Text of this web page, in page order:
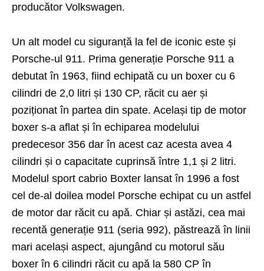
producător Volkswagen.
Un alt model cu siguranță la fel de iconic este și
Porsche-ul 911. Prima generație Porsche 911 a
debutat în 1963, fiind echipată cu un boxer cu 6
cilindri de 2,0 litri și 130 CP, răcit cu aer și
poziționat în partea din spate. Același tip de motor
boxer s-a aflat și în echiparea modelului
predecesor 356 dar în acest caz acesta avea 4
cilindri și o capacitate cuprinsă între 1,1 și 2 litri.
Modelul sport cabrio Boxter lansat în 1996 a fost
cel de-al doilea model Porsche echipat cu un astfel
de motor dar răcit cu apă. Chiar și astăzi, cea mai
recentă generație 911 (seria 992), păstrează în linii
mari același aspect, ajungând cu motorul său
boxer în 6 cilindri răcit cu apă la 580 CP în